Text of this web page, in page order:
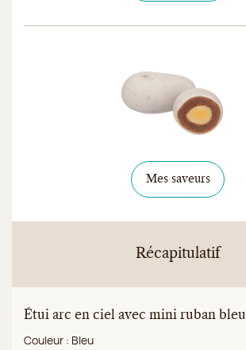
Mes saveurs
Récapitulatif
Étui arc en ciel avec mini ruban bleu
Couleur : Bleu